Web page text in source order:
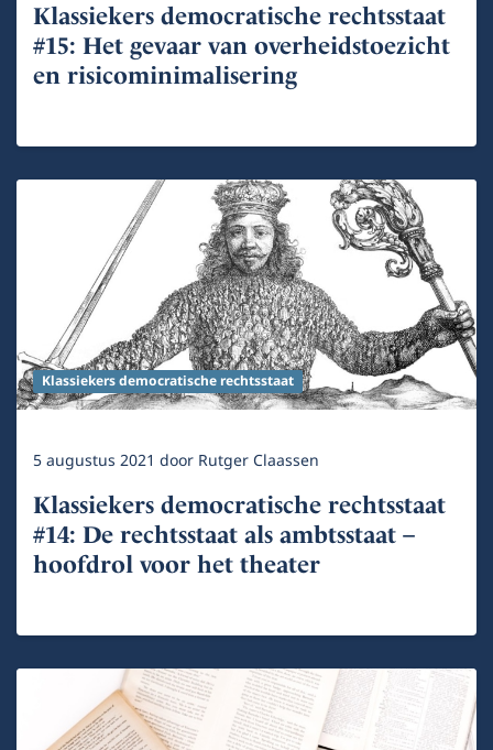
Klassiekers democratische rechtsstaat
#15: Het gevaar van overheidstoezicht
en risicominimalisering
Klassiekers democratische rechtsstaat
5 augustus 2021 door Rutger Claassen
Klassiekers democratische rechtsstaat
#14: De rechtsstaat als ambtsstaat –
hoofdrol voor het theater